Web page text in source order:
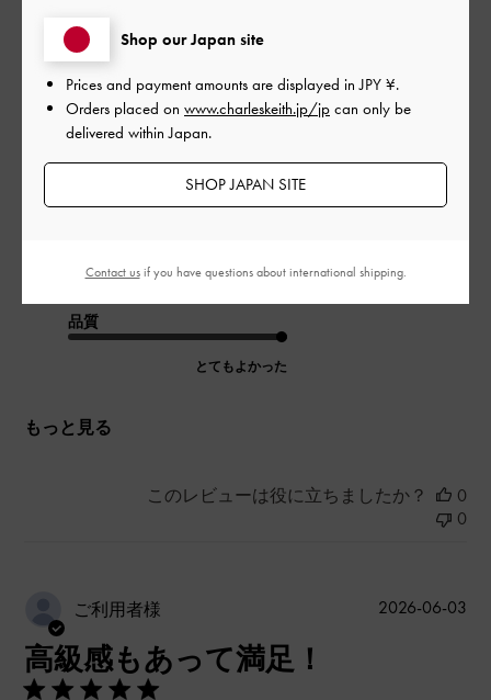
良い
カラー: ホワイト系
とてもよかった
品質
とてもよかった
もっと見る
このレビューは役に立ちましたか？
0
0
ご利用者様
高級感もあって満足！
公
2026-06-03
Shop our Japan site
Prices and payment amounts are displayed inJPY ¥.
Orders placed on www.charleskeith.jp/jp can only be
delivered within Japan.
SHOP JAPAN SITE
Contact usif you have questions about international shipping.